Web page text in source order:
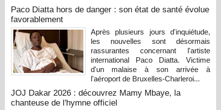
Paco Diatta hors de danger : son état de santé évolue
favorablement
Après plusieurs jours d'inquiétude,
les nouvelles sont désormais
rassurantes concernant l'artiste
international Paco Diatta. Victime
d'un malaise à son arrivée à
l'aéroport de Bruxelles-Charleroi...
JOJ Dakar 2026 : découvrez Mamy Mbaye, la
chanteuse de l'hymne officiel